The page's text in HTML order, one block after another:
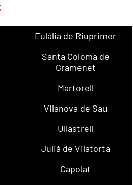
Eulàlia de Riuprimer
Santa Coloma de
Gramenet
Martorell
Vilanova de Sau
Ullastrell
Julià de Vilatorta
Capolat